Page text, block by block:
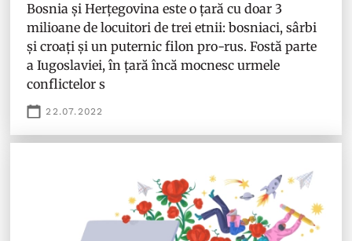
Bosnia și Herțegovina este o țară cu doar 3
milioane de locuitori de trei etnii: bosniaci, sârbi
și croați și un puternic filon pro-rus. Fostă parte
a Iugoslaviei, în țară încă mocnesc urmele
conflictelor s
22.07.2022